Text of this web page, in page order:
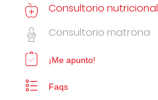
Consultorio nutricional
Consultorio matrona
¡Me apunto!
Faqs